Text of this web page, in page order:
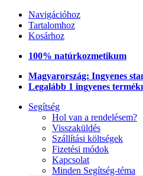
Navigációhoz
Tartalomhoz
Kosárhoz
100% natúrkozmetikum
Magyarország: Ingyenes
Legalább 1 ingyenes
Segítség
Hol van a rendelésem?
Visszaküldés
Szállítási költségek
Fizetési módok
Kapcsolat
Minden Segítség-téma